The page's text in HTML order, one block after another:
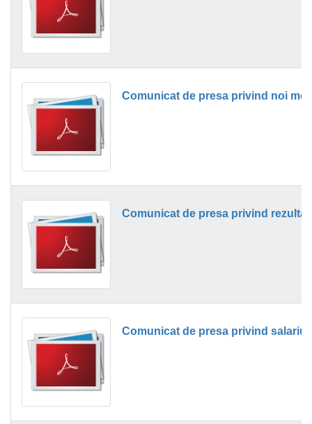
Comunicat de presa privind noi
Comunicat de presa privind
Comunicat de presa privind salariul